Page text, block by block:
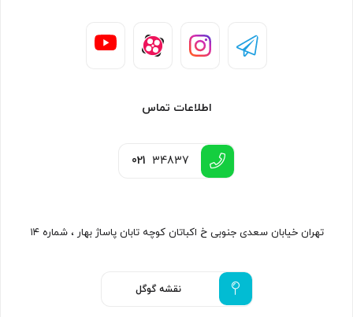
اطلاعات تماس
021 34837
تهران خیابان سعدی جنوبی خ اکباتان کوچه تابان پاساژ بهار ، شماره ۱۴
نقشه گوگل